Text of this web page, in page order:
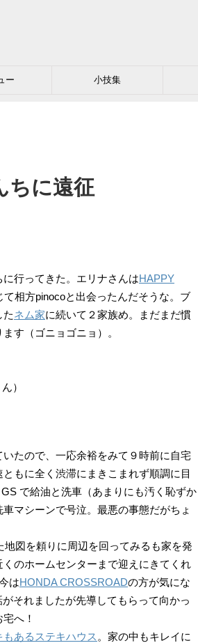
ー 小技集
ちに遠征
行ってきた。エリナさんはHAPPY
相方pinocoと出会ったんだそうな。ブ
たネム家に続いて２家族め。まだまだ慣
す（ゴニョゴニョ）。
）
たので、一応余裕をみて９時前に自宅
もに全く渋滞にまきこまれず順調に目
で給油と洗車（あまりにも汚く恥ずか
マシーンで号泣。最悪の事態だがちょ
地図を頼りに周辺を回ってみるも家を発
のホームセンターまで迎えにきてくれ
はHONDA CROSSROADの方が気にな
それましたが先導してもらって向かっ
へ！
あるステキハウス 。家の中もキレイに